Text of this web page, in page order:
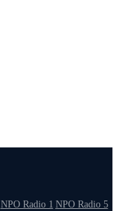
NPO Radio 1 NPO Radio 5